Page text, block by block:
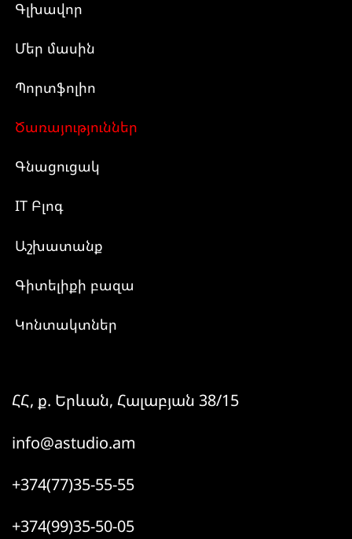
Գլխավոր
Մեր մասին
Պորտֆոլիո
Ծառայություններ
Գնացուցակ
IT Բլոգ
Աշխատանք
Գիտելիքի բազա
Կոնտակտներ
ՀՀ, ք. Երևան, Հալաբյան 38/15
info@astudio.am
+374(77)35-55-55
+374(99)35-50-05